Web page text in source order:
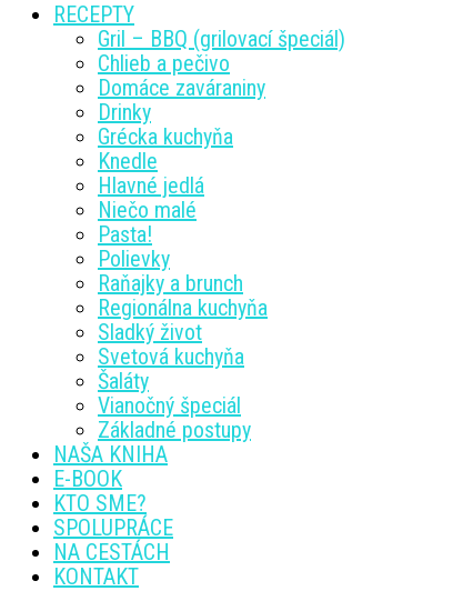
RECEPTY
Gril – BBQ (grilovací špeciál)
Chlieb a pečivo
Domáce zaváraniny
Drinky
Grécka kuchyňa
Knedle
Hlavné jedlá
Niečo malé
Pasta!
Polievky
Raňajky a brunch
Regionálna kuchyňa
Sladký život
Svetová kuchyňa
Šaláty
Vianočný špeciál
Základné postupy
NAŠA KNIHA
E-BOOK
KTO SME?
SPOLUPRÁCE
NA CESTÁCH
KONTAKT